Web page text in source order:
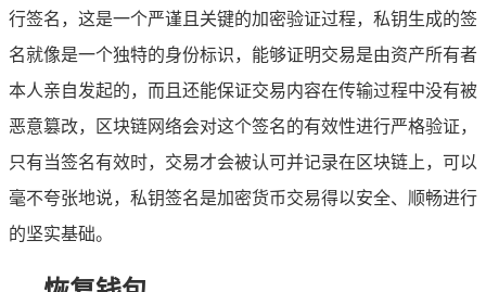
行签名，这是一个严谨且关键的加密验证过程，私钥生成的签
名就像是一个独特的身份标识，能够证明交易是由资产所有者
本人亲自发起的，而且还能保证交易内容在传输过程中没有被
恶意篡改，区块链网络会对这个签名的有效性进行严格验证，
只有当签名有效时，交易才会被认可并记录在区块链上，可以
毫不夸张地说，私钥签名是加密货币交易得以安全、顺畅进行
的坚实基础。